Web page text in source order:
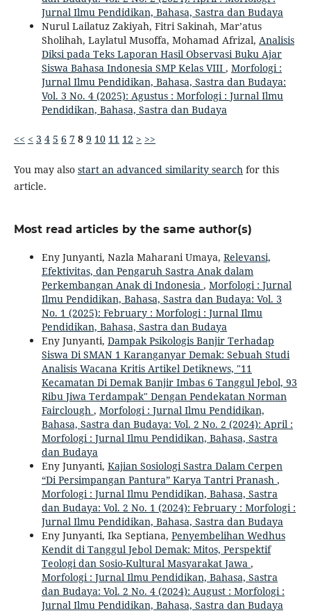
Jurnal Ilmu Pendidikan, Bahasa, Sastra dan Budaya
Nurul Lailatuz Zakiyah, Fitri Sakinah, Mar’atus
Sholihah, Laylatul Musoffa, Mohamad Afrizal, Analisis
Diksi pada Teks Laporan Hasil Observasi Buku Ajar
Siswa Bahasa Indonesia SMP Kelas VIII , Morfologi :
Jurnal Ilmu Pendidikan, Bahasa, Sastra dan Budaya:
Vol. 3 No. 4 (2025): Agustus : Morfologi : Jurnal Ilmu
Pendidikan, Bahasa, Sastra dan Budaya
<< < 3 4 5 6 7 8 9 10 11 12 > >>
You may also start an advanced similarity searchfor this
article.
Most read articles by the same author(s)
Eny Junyanti, Nazla Maharani Umaya, Relevansi,
Efektivitas, dan Pengaruh Sastra Anak dalam
Perkembangan Anak di Indonesia , Morfologi : Jurnal
Ilmu Pendidikan, Bahasa, Sastra dan Budaya: Vol. 3
No. 1 (2025): February : Morfologi : Jurnal Ilmu
Pendidikan, Bahasa, Sastra dan Budaya
Eny Junyanti, Dampak Psikologis Banjir Terhadap
Siswa Di SMAN 1 Karanganyar Demak: Sebuah Studi
Analisis Wacana Kritis Artikel Detiknews, "11
Kecamatan Di Demak Banjir Imbas 6 Tanggul Jebol, 93
Ribu Jiwa Terdampak" Dengan Pendekatan Norman
Fairclough , Morfologi : Jurnal Ilmu Pendidikan,
Bahasa, Sastra dan Budaya: Vol. 2 No. 2 (2024): April :
Morfologi : Jurnal Ilmu Pendidikan, Bahasa, Sastra
dan Budaya
Eny Junyanti, Kajian Sosiologi Sastra Dalam Cerpen
“Di Persimpangan Pantura” Karya Tantri Pranash ,
Morfologi : Jurnal Ilmu Pendidikan, Bahasa, Sastra
dan Budaya: Vol. 2 No. 1 (2024): February : Morfologi :
Jurnal Ilmu Pendidikan, Bahasa, Sastra dan Budaya
Eny Junyanti, Ika Septiana, Penyembelihan Wedhus
Kendit di Tanggul Jebol Demak: Mitos, Perspektif
Teologi dan Sosio-Kultural Masyarakat Jawa ,
Morfologi : Jurnal Ilmu Pendidikan, Bahasa, Sastra
dan Budaya: Vol. 2 No. 4 (2024): August : Morfologi :
Jurnal Ilmu Pendidikan, Bahasa, Sastra dan Budaya